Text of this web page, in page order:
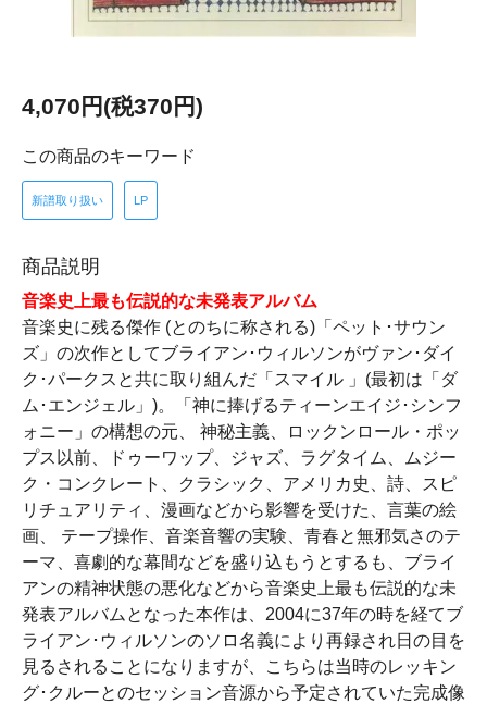
4,070円(税370円)
この商品のキーワード
新譜取り扱い LP
商品説明
音楽史上最も伝説的な未発表アルバム
音楽史に残る傑作 (とのちに称される)「ペット･サウン
ズ」の次作としてブライアン･ウィルソンがヴァン･ダイ
ク･パークスと共に取り組んだ「スマイル 」(最初は「ダ
ム･エンジェル」)。「神に捧げるティーンエイジ･シンフ
ォニー」の構想の元、 神秘主義、ロックンロール・ポッ
プス以前、ドゥーワップ、ジャズ、ラグタイム、ムジー
ク・コンクレート、クラシック、アメリカ史、詩、スピ
リチュアリティ、漫画などから影響を受けた、言葉の絵
画、 テープ操作、音楽音響の実験、青春と無邪気さのテ
ーマ、喜劇的な幕間などを盛り込もうとするも、ブライ
アンの精神状態の悪化などから音楽史上最も伝説的な未
発表アルバムとなった本作は、2004に37年の時を経てブ
ライアン･ウィルソンのソロ名義により再録され日の目を
見るされることになりますが、こちらは当時のレッキン
グ･クルーとのセッション音源から予定されていた完成像